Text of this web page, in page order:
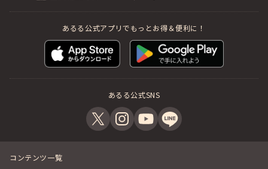
あるる公式アプリでもっとお得＆便利に！
あるる公式SNS
コンテンツ一覧